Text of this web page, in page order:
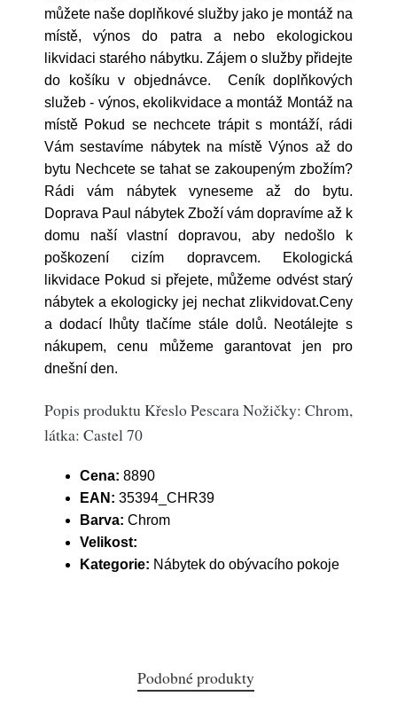
můžete naše doplňkové služby jako je montáž na
místě, výnos do patra a nebo ekologickou
likvidaci starého nábytku. Zájem o služby přidejte
do košíku v objednávce. Ceník doplňkových
služeb - výnos, ekolikvidace a montáž Montáž na
místě Pokud se nechcete trápit s montáží, rádi
Vám sestavíme nábytek na místě Výnos až do
bytu Nechcete se tahat se zakoupeným zbožím?
Rádi vám nábytek vyneseme až do bytu.
Doprava Paul nábytek Zboží vám dopravíme až k
domu naší vlastní dopravou, aby nedošlo k
poškození cizím dopravcem. Ekologická
likvidace Pokud si přejete, můžeme odvést starý
nábytek a ekologicky jej nechat zlikvidovat.Ceny
a dodací lhůty tlačíme stále dolů. Neotálejte s
nákupem, cenu můžeme garantovat jen pro
dnešní den.
Popis produktu Křeslo Pescara Nožičky: Chrom,
látka: Castel 70
Cena: 8890
EAN: 35394_CHR39
Barva: Chrom
Velikost:
Kategorie: Nábytek do obývacího pokoje
Podobné produkty